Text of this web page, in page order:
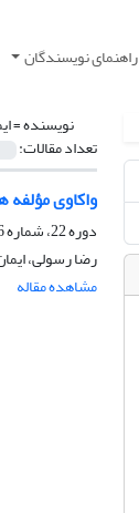
راهنمای نویسندگان
نویسنده =
تعداد مقالات:
واکاوی
دوره 22، شماره 86، بهار 1397، صفحه
رضا رسولی،
مشاهده مقاله